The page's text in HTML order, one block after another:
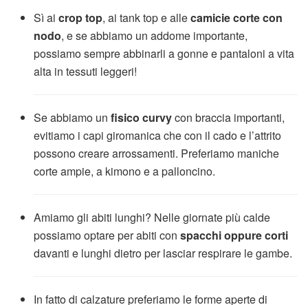
Sì aicrop top, ai tank top e allecamicie corte con
nodo, e se abbiamo un addome importante,
possiamo sempre abbinarli a gonne e pantaloni a vita
alta in tessuti leggeri!
Se abbiamo unfisico curvycon braccia importanti,
evitiamo i capi giromanica che con il cado e l’attrito
possono creare arrossamenti. Preferiamo maniche
corte ampie, a kimono e a palloncino.
Amiamo gli abiti lunghi? Nelle giornate più calde
possiamo optare per abiti conspacchioppure corti
davanti e lunghi dietro per lasciar respirare le gambe.
In fatto di calzature preferiamo le forme aperte di